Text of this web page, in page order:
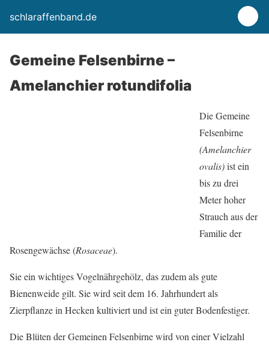
schlaraffenband.de
Gemeine Felsenbirne –
Amelanchier rotundifolia
Die Gemeine
Felsenbirne
(Amelanchier
ovalis)ist ein
bis zu drei
Meter hoher
Strauch aus der
Familie der
Rosengewächse (Rosaceae).
Sie ein wichtiges Vogelnährgehölz, das zudem als gute
Bienenweide gilt. Sie wird seit dem 16. Jahrhundert als
Zierpflanze in Hecken kultiviert und ist ein guter Bodenfestiger.
Die Blüten der Gemeinen Felsenbirne wird von einer Vielzahl